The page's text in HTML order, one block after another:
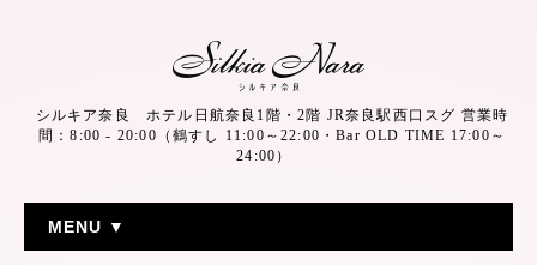
シルキア奈良 ホテル日航奈良1階・2階 JR奈良駅西口スグ 営業時
間：8:00 - 20:00（鶴すし 11:00～22:00・Bar OLD TIME 17:00～
24:00）
MENU ▼